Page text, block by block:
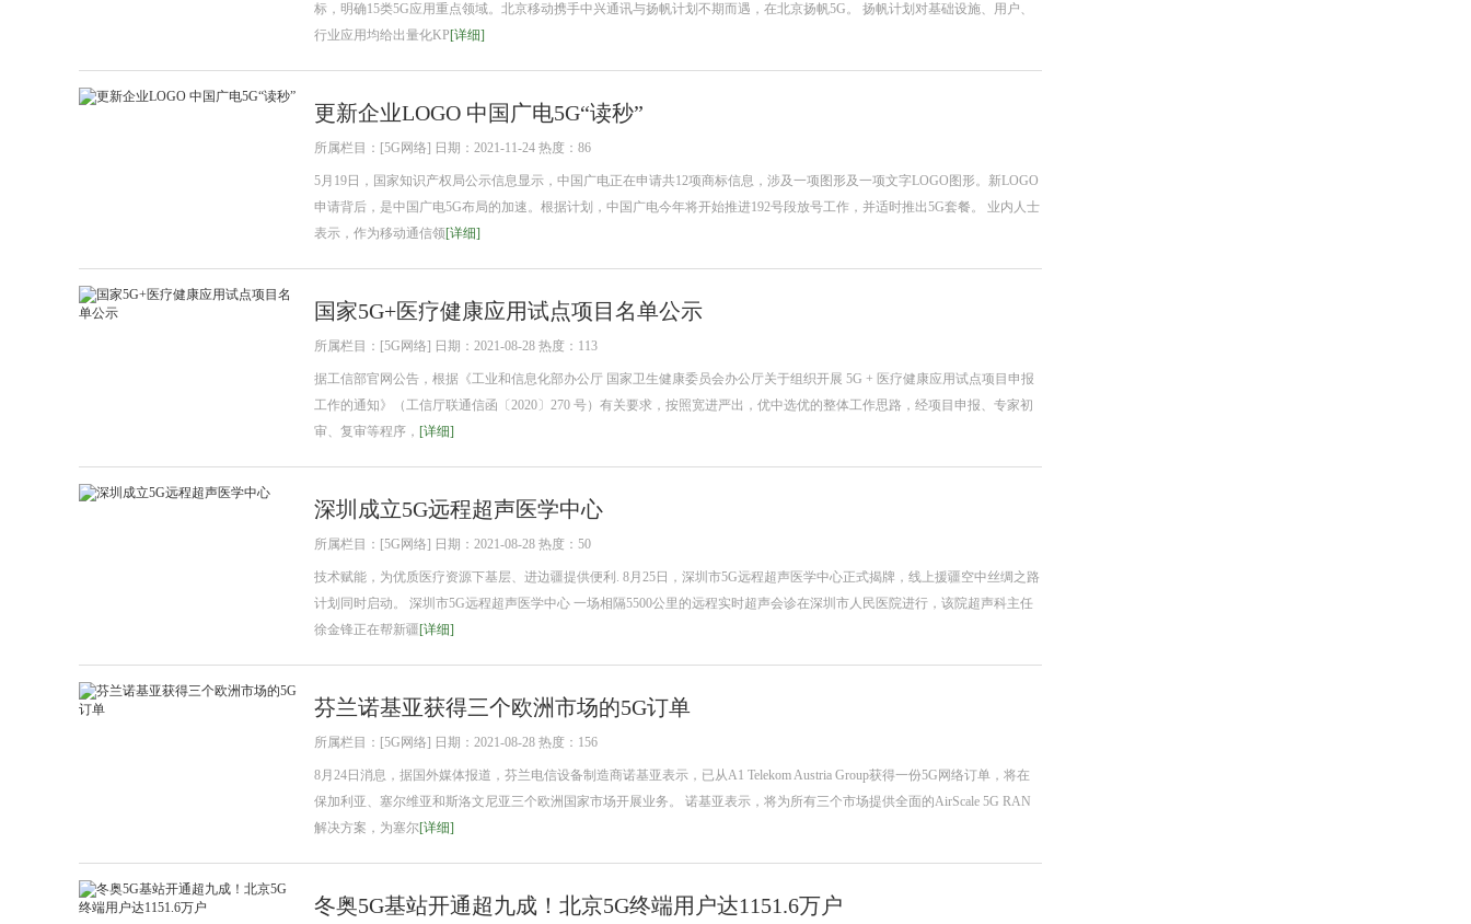
标，明确15类5G应用重点领域。北京移动携手中兴通讯与扬帆计划不期而遇，在北京扬帆5G。 扬帆计划对基础设施、用户、
行业应用均给出量化KP[详细]
更新企业LOGO 中国广电5G“读秒”
所属栏目：[5G网络] 日期：2021-11-24 热度：86
5月19日，国家知识产权局公示信息显示，中国广电正在申请共12项商标信息，涉及一项图形及一项文字LOGO图形。新LOGO
申请背后，是中国广电5G布局的加速。根据计划，中国广电今年将开始推进192号段放号工作，并适时推出5G套餐。 业内人士
表示，作为移动通信领[详细]
国家5G+医疗健康应用试点项目名单公示
所属栏目：[5G网络] 日期：2021-08-28 热度：113
据工信部官网公告，根据《工业和信息化部办公厅 国家卫生健康委员会办公厅关于组织开展 5G + 医疗健康应用试点项目申报
工作的通知》（工信厅联通信函〔2020〕270 号）有关要求，按照宽进严出，优中选优的整体工作思路，经项目申报、专家初
审、复审等程序， [详细]
深圳成立5G远程超声医学中心
所属栏目：[5G网络] 日期：2021-08-28 热度：50
技术赋能，为优质医疗资源下基层、进边疆提供便利. 8月25日，深圳市5G远程超声医学中心正式揭牌，线上援疆空中丝绸之路
计划同时启动。 深圳市5G远程超声医学中心 一场相隔5500公里的远程实时超声会诊在深圳市人民医院进行，该院超声科主任
徐金锋正在帮新疆[详细]
芬兰诺基亚获得三个欧洲市场的5G订单
所属栏目：[5G网络] 日期：2021-08-28 热度：156
8月24日消息，据国外媒体报道，芬兰电信设备制造商诺基亚表示，已从A1 Telekom Austria Group获得一份5G网络订单，将在
保加利亚、塞尔维亚和斯洛文尼亚三个欧洲国家市场开展业务。 诺基亚表示，将为所有三个市场提供全面的AirScale 5G RAN
解决方案，为塞尔[详细]
冬奥5G基站开通超九成！北京5G终端用户达1151.6万户